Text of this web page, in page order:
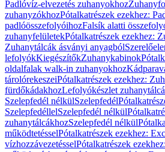
Padlóvíz-elvezetés zuhanyokhoz
zuhanyzókhozPótalkatrészek ezekhez:
padlóösszefolyóihozFalsík alatti
zuhanyfelületekPótalkatrészek ezekhez:
Zuhanytálcák ásványi anyagból
lefolyókKiegészítőkZuhanykabinok
oldalfalak walk-in zuhanyokhoz
tárolórekeszeiPótalkatrészek ezekhez:
fürdőkádakhozLefolyókészlet
Szelepfedél nélkülSzelepfedél
SzelepfedéllelSzelepfedél nélkül
zuhanytálcákhozSzelepfedél nélkül
működtetésselPótalkatrészek ezekhez:
vízhozzávezetésselPótalkatrészek